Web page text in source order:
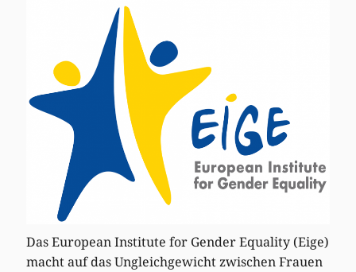
Das European Institute for Gender Equality (Eige)
macht auf das Ungleichgewicht zwischen Frauen